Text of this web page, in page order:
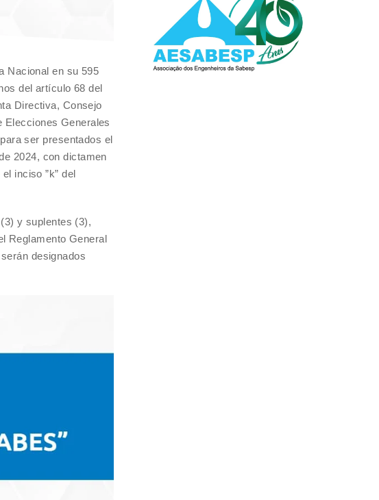
Nacional en su 595
del artículo 68 del
Directiva, Consejo
Elecciones Generales
ser presentados el
2024, con dictamen
inciso ”k” del
y suplentes (3),
Reglamento General
designados